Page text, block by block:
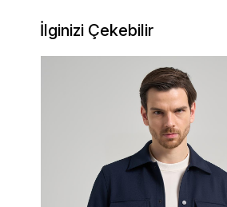
İlginizi Çekebilir